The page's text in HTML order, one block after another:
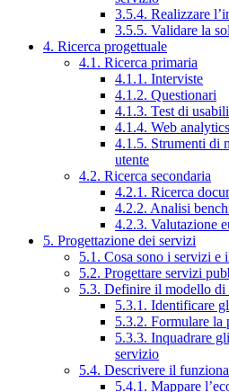
3.5.4. Realizzare
3.5.5. Validare la
4. Ricerca progettuale
4.1. Ricerca primaria
4.1.1. Interviste
4.1.2. Questionari
4.1.3. Test di
4.1.4. Web analytics
4.1.5. Strumenti di
utente
4.2. Ricerca secondaria
4.2.1. Ricerca
4.2.2. Analisi
4.2.3. Valutazione
5. Progettazione dei servizi
5.1. Cosa sono i servizi e
5.2. Progettare servizi
5.3. Definire il modello di
5.3.1. Identificare
5.3.2. Formulare la
5.3.3. Inquadrare
servizio
5.4. Descrivere il
5.4.1. Mappare